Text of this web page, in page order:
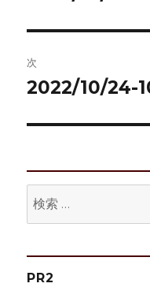
ビ
ゲ
ー
ョ
ン
投
稿:
次
次
投
2022/10/24-
PR2